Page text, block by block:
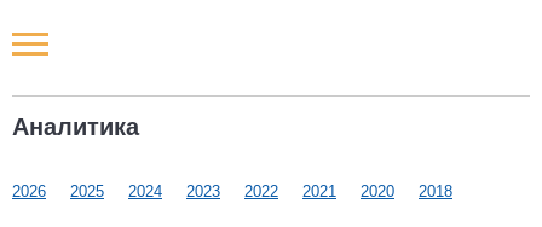
Аналитика
2026 2025 2024 2023 2022 2021 2020 2018
Новости РФ